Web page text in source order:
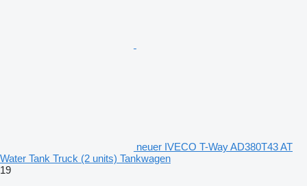
neuer IVECO T-Way AD380T43 AT
Water Tank Truck (2 units) Tankwagen
19